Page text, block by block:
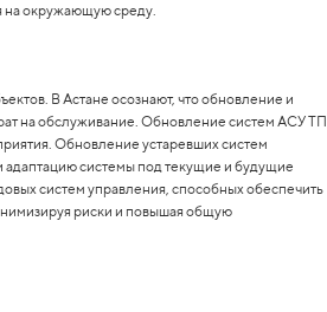
на окружающую среду.
В Астане осознают, что обновление и
на обслуживание. Обновление систем АСУ ТП
Обновление устаревших систем
адаптацию системы под текущие и будущие
систем управления, способных обеспечить
риски и повышая общую